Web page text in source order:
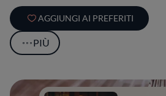
AGGIUNGI AI PREFERITI
PIÙ